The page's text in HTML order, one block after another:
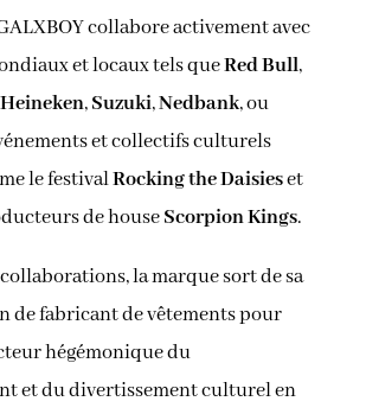
collabore activement avec
et locaux tels queRed Bull,
Heineken,Suzuki,Nedbank, ou
et collectifs culturels
le festivalRocking the Daisieset
de houseScorpion Kings.
la marque sort de sa
de fabricant de vêtements pour
hégémonique du
et du divertissement culturel en